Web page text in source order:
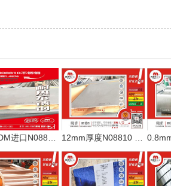
德国VDM进口N08810耐热不锈钢800H单张轧制板 12mm厚度N08810 800H耐热不锈钢平板激光定尺切割